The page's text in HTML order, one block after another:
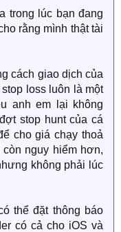
trong lúc bạn đang
rằng mình thật tài
cách giao dịch của
loss luôn là một
anh em lại không
stop hunt của cá
cho giá chạy thoả
nguy hiểm hơn,
không phải lúc
thể đặt thông báo
có cả cho iOS và